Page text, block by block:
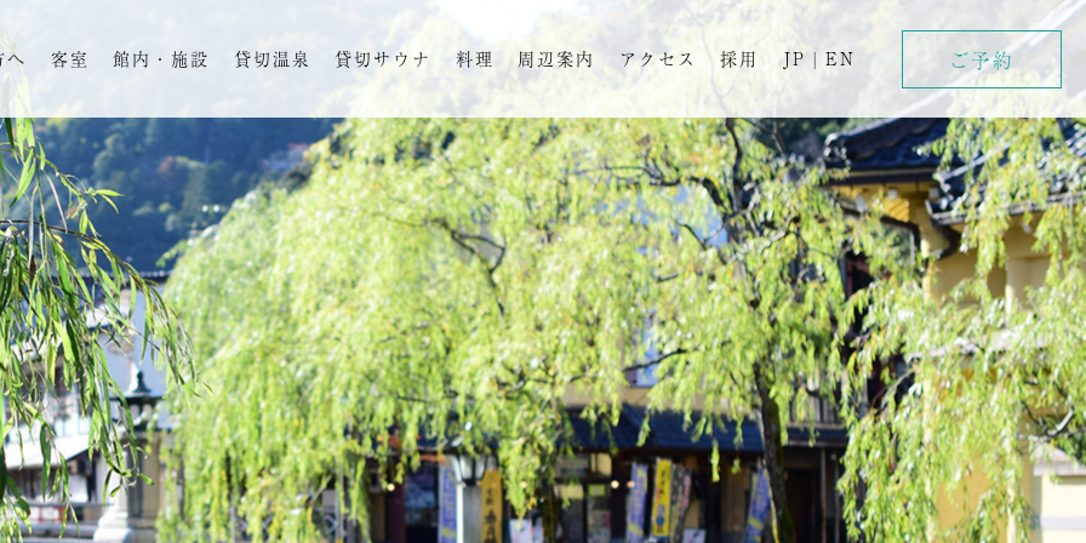
へ 客室 館内・施設 貸切温泉 貸切サウナ 料理 周辺案内 アクセス 採用 JP | EN ご予約